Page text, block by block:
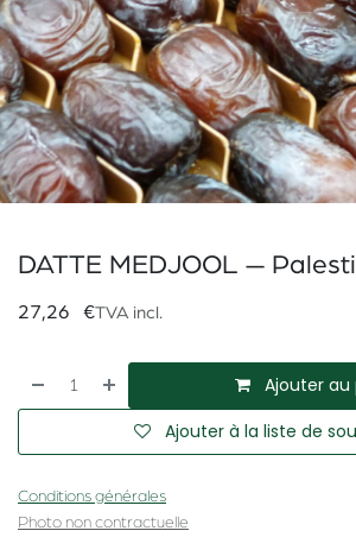
DATTE MEDJOOL —
27,26 €TVA incl.
Ajouter au
Ajouter à la liste de
Conditions générales
Photo non contractuelle